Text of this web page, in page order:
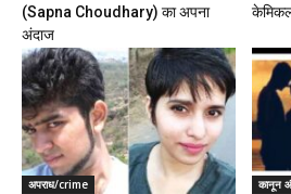
(Sapna Choudhary) का अपना
अंदाज
अपराध/crime कानून